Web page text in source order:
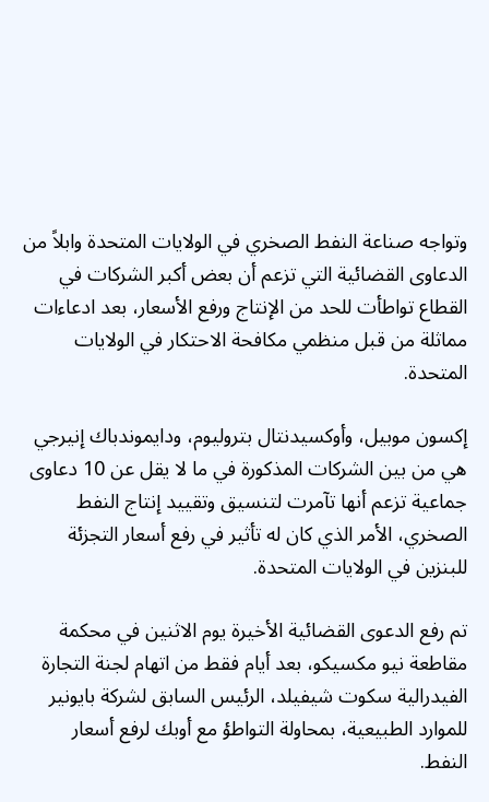
وتواجه صناعة النفط الصخري في الولايات المتحدة وابلاً من
الدعاوى القضائية التي تزعم أن بعض أكبر الشركات في
القطاع تواطأت للحد من الإنتاج ورفع الأسعار، بعد ادعاءات
مماثلة من قبل منظمي مكافحة الاحتكار في الولايات
المتحدة.
إكسون موبيل، وأوكسيدنتال بتروليوم، ودايموندباك إنيرجي
هي من بين الشركات المذكورة في ما لا يقل عن 10 دعاوى
جماعية تزعم أنها تآمرت لتنسيق وتقييد إنتاج النفط
الصخري، الأمر الذي كان له تأثير في رفع أسعار التجزئة
للبنزين في الولايات المتحدة.
تم رفع الدعوى القضائية الأخيرة يوم الاثنين في محكمة
مقاطعة نيو مكسيكو، بعد أيام فقط من اتهام لجنة التجارة
الفيدرالية سكوت شيفيلد، الرئيس السابق لشركة بايونير
للموارد الطبيعية، بمحاولة التواطؤ مع أوبك لرفع أسعار
النفط.